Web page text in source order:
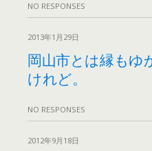
NO RESPONSES
2013年1月29日
岡山市とは縁もゆ
けれど。
NO RESPONSES
2012年9月18日